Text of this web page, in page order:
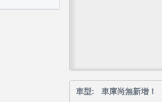
車型: 車庫尚無新增！